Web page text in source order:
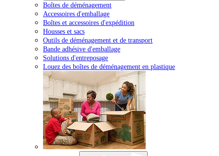
Boîtes de déménagement
Accessoires d'emballage
Boîtes et accessoires d'expédition
Housses et sacs
Outils de déménagement et de transport
Bande adhésive d'emballage
Solutions d'entreposage
Louez des boîtes de déménagement en plastique